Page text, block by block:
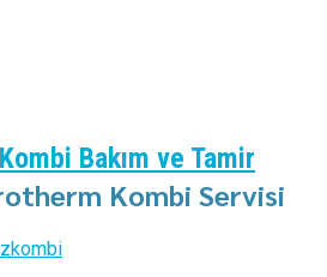
Bakım ve Tamir
Kombi Servisi